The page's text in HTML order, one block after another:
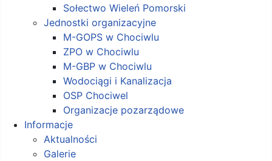
Sołectwo Wieleń Pomorski
Jednostki organizacyjne
M-GOPS w Chociwlu
ZPO w Chociwlu
M-GBP w Chociwlu
Wodociągi i Kanalizacja
OSP Chociwel
Organizacje pozarządowe
Informacje
Aktualności
Galerie